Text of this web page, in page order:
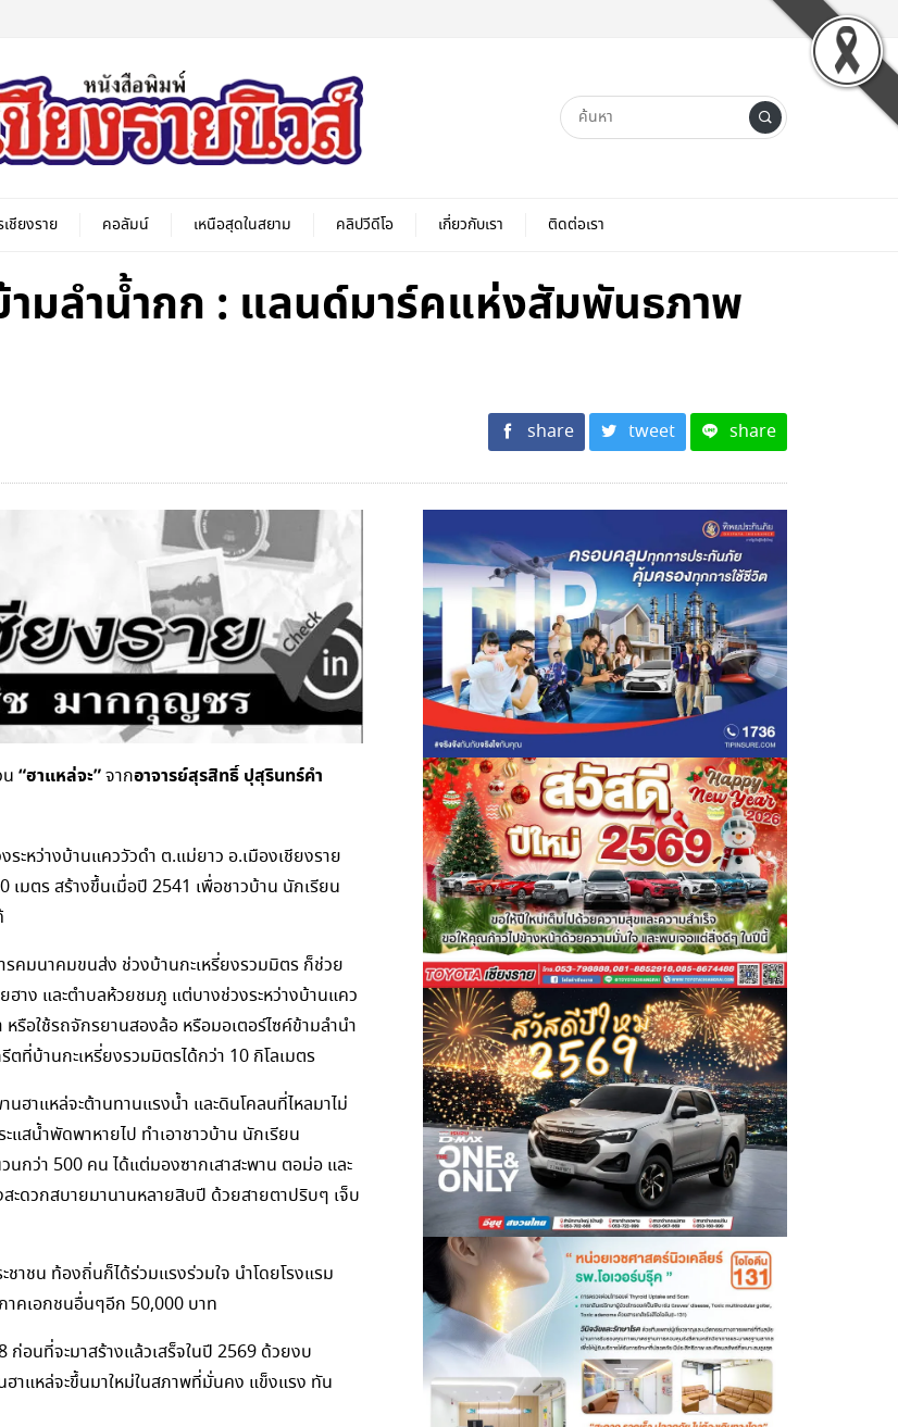
ชียงราย คอลัมน์ เหนือสุดในสยาม คลิปวีดีโอ เกี่ยวกับเรา ติดต่อเรา
ามลำน้ำกก : แลนด์มาร์คแห่งสัมพันธภาพ
share tweet share
“ฮาแหล่จะ”จากอาจารย์สุรสิทธิ์ ปุสุรินทร์คำ
ะหว่างบ้านแคววัวดำ ต.แม่ยาว อ.เมืองเชียงราย
มตร สร้างขึ้นเมื่อปี 2541 เพื่อชาวบ้าน นักเรียน
คมนาคมขนส่ง ช่วงบ้านกะเหรี่ยงรวมมิตร ก็ช่วย
าง และตำบลห้วยชมภู แต่บางช่วงระหว่างบ้านแคว
รือใช้รถจักรยานสองล้อ หรือมอเตอร์ไซค์ข้ามลำนำ
ตที่บ้านกะเหรี่ยงรวมมิตรได้กว่า 10 กิโลเมตร
ฮาแหล่จะต้านทานแรงน้ำ และดินโคลนที่ไหลมาไม่
สน้ำพัดพาหายไป ทำเอาชาวบ้าน นักเรียน
กว่า 500 คน ได้แต่มองซากเสาสะพาน ตอม่อ และ
ะดวกสบายมานานหลายสิบปี ด้วยสายตาปริบๆ เจ็บ
ชน ท้องถิ่นก็ได้ร่วมแรงร่วมใจ นำโดยโรงแรม
าคเอกชนอื่นๆอีก 50,000 บาท
ก่อนที่จะมาสร้างแล้วเสร็จในปี 2569 ด้วยงบ
าแหล่จะขึ้นมาใหม่ในสภาพที่มั่นคง แข็งแรง ทัน